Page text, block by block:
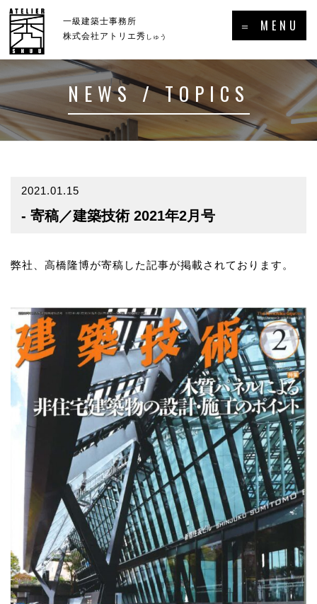
＝ MENU
一級建築士事務所
株式会社アトリエ秀 しゅう ×
ホーム
－HOME
新着情報・トピックス
事業案内 プロフィール
実績・受賞歴
NEWS / TOPICS
2021.01.15
- 寄稿／建築技術 2021年2月号
弊社、高橋隆博が寄稿した記事が掲載されております。